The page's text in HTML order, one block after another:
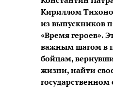
Кириллом
из выпускников
«Время героев».
важным шагом в
бойцам,
жизни, найти
государственном